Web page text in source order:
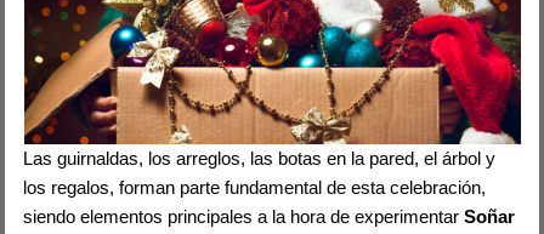
Las guirnaldas, los arreglos, las botas en la pared, el árbol y
los regalos, forman parte fundamental de esta celebración,
siendo elementos principales a la hora de experimentarSoñar